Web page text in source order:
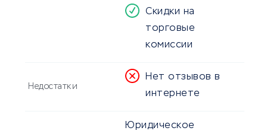
Скидки на
торговые
комиссии
Недостатки
Нет отзывов в
интернете
Юридическое